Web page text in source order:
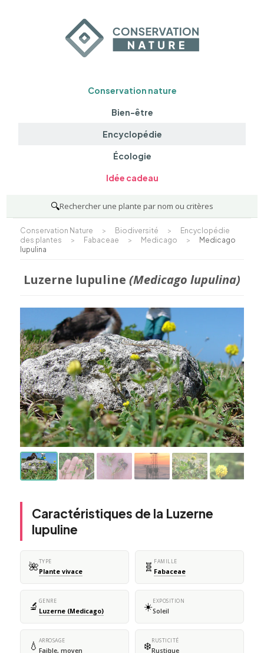
Conservation nature
Bien-être
Encyclopédie
Écologie
Idée cadeau
🔍Rechercher une plante par nom ou critères
Conservation Nature > Biodiversité >
Encyclopédie
des plantes
> Fabaceae > Medicago >
Medicago
lupulina
Luzerne lupuline (Medicago lupulina)
Caractéristiques de la Luzerne
lupuline
🌺TYPE
Plante vivace 🧬 FAMILLE
Fabaceae
🔬 GENRE
Luzerne (Medicago) ☀️EXPOSITION
Soleil
💧 ARROSAGE
Faible, moyen ❄️RUSTICITÉ
Rustique